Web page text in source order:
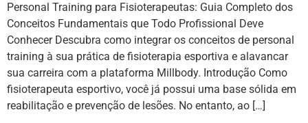
Personal Training para Fisioterapeutas: Guia Completo dos
Conceitos Fundamentais que Todo Profissional Deve
Conhecer Descubra como integrar os conceitos de personal
training à sua prática de fisioterapia esportiva e alavancar
sua carreira com a plataforma Millbody. Introdução Como
fisioterapeuta esportivo, você já possui uma base sólida em
reabilitação e prevenção de lesões. No entanto, ao […]